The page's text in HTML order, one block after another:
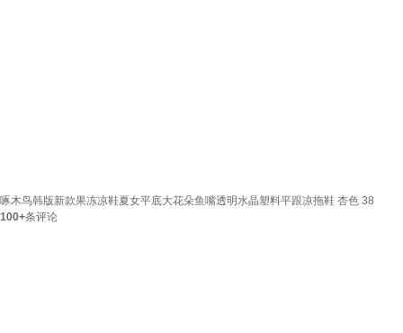
啄木鸟韩版新款果冻凉鞋夏女平底大花朵鱼嘴透明水晶塑料平跟凉拖鞋 杏色 38
100+条评论